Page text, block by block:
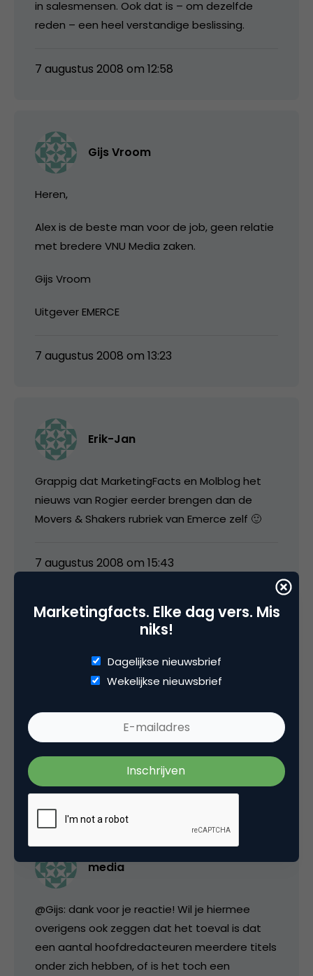
in salesmensen. Ook dat is – om dezelfde
reden – een heel verstandige beslissing.
7 augustus 2008 om 12:58
Gijs Vroom
Heren,
Alex is de beste man voor de job, geen relatie
met bredere VNU Media zaken.
Gijs Vroom
Uitgever EMERCE
7 augustus 2008 om 13:23
Erik-Jan
Grappig dat MarketingFacts en Molblog het
nieuws van Rogier eerder brengen dan de
Movers & Shakers rubriek van Emerce zelf 🙂
7 augustus 2008 om 15:43
Marco, dat het geen cost cutting is. Dus dat
Gijs
8 augustus 2008 om 05:34
media
@Gijs: dank voor je reactie! Wil je hiermee
overigens ook zeggen dat het toeval is dat
een aantal hoofdredacteuren meerdere titels
onder zich hebben, of is het toch een
Marketingfacts. Elke dag vers. Mis
niks!
Dagelijkse nieuwsbrief
Wekelijkse nieuwsbrief